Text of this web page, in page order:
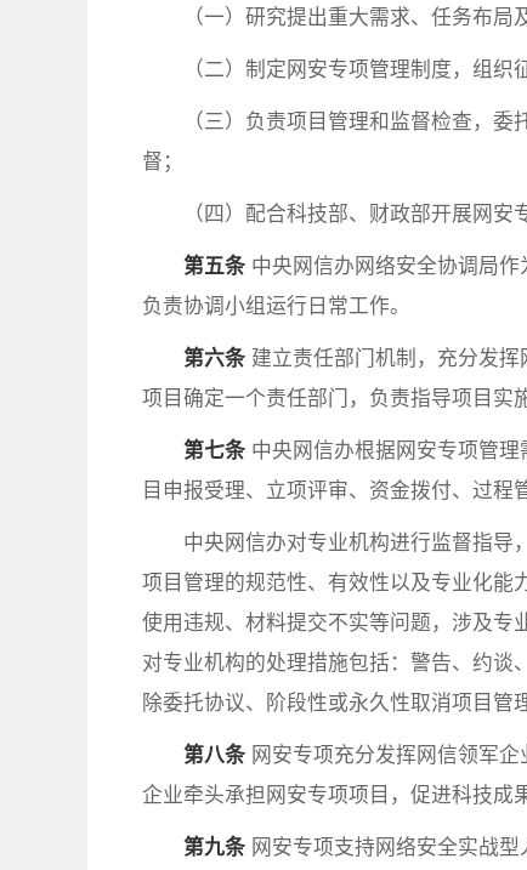
（一）研究提出重大需求、任务布
（二）制定网安专项管理制度，组
（三）负责项目管理和监督检查，
督；
（四）配合科技部、财政部开展网
第五条中央网信办网络安全协调局作
负责协调小组运行日常工作。
第六条建立责任部门机制，充分发挥
项目确定一个责任部门，负责指导项目实
第七条中央网信办根据网安专项管理
目申报受理、立项评审、资金拨付、过程
中央网信办对专业机构进行监督指
项目管理的规范性、有效性以及专业化
使用违规、材料提交不实等问题，涉及
对专业机构的处理措施包括：警告、约
除委托协议、阶段性或永久性取消项目管
第八条网安专项充分发挥网信领军企
企业牵头承担网安专项项目，促进科技成
第九条网安专项支持网络安全实战型